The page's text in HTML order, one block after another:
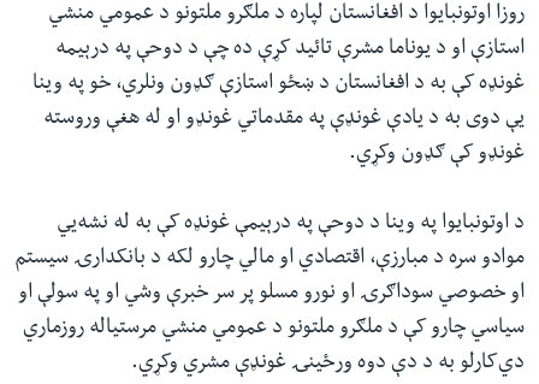
روزا اوتونبایوا د افغانستان لپاره د ملګرو ملتونو د عمومي منشي‌
استازې او د یوناما مشرې تائید کړې ده چې د دوحې په درېیمه
غونډه کې به د افغانستان د ښځو استازې ګډون ونلري، خو په وینا
یې دوی به د یادې غونډې په مقدماتي غونډو او له هغې وروسته
غونډو کې ګډون وکړي.
د اوتونبایوا په وینا د دوحې په درېیمې غونډه کې به له نشه‌يي‌
موادو سره د مبارزې،‌ اقتصادي‌ او مالي چارو لکه د بانکدارۍ سیستم
او خصوصي‌ سوداګرۍ او نورو مسلو پر سر خبرې وشي او په سولې او
سیاسي‌ چارو کې د ملګرو ملتونو د عمومي منشي مرستیاله روزماري
دي‌کارلو به د دې دوه ورځینۍ غونډې مشري وکړي.